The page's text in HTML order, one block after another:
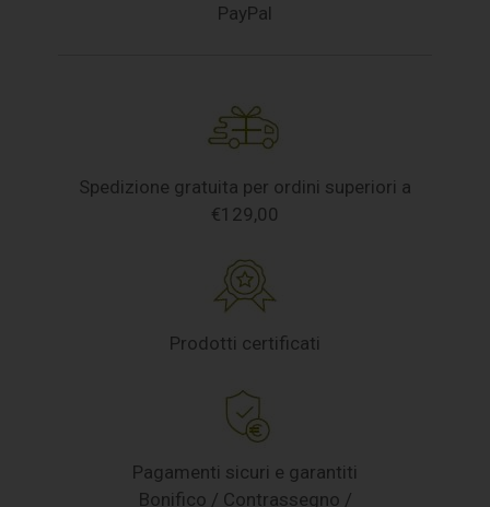
PayPal
Spedizione gratuita per ordini superiori a
€129,00
Prodotti certificati
Pagamenti sicuri e garantiti
Bonifico / Contrassegno /